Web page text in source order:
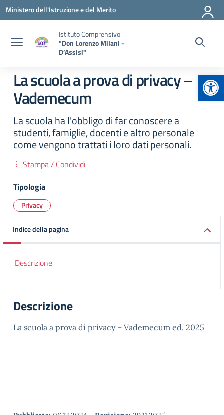
Vai ai contenuti
Vai al menu di navigazione
Vai al footer
Ministero dell'Istruzione e del Merito
Istituto Comprensivo
"Don Lorenzo Milani -
D’Assisi"
La scuola a prova di privacy –
Vademecum
La scuola ha l'obbligo di far conoscere a
studenti, famiglie, docenti e altro personale
come vengono trattati i loro dati personali.
Stampa / Condividi
Tipologia
Privacy
Indice della pagina
Descrizione
Descrizione
La scuola a prova di privacy – Vademecum ed. 2025